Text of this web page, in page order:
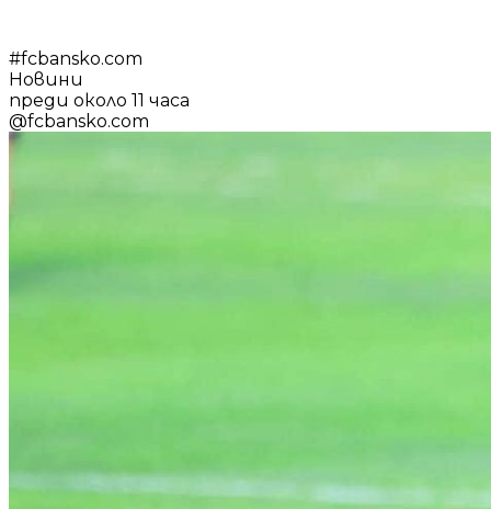
#fcbansko.com
Новини
преди около 11 часа
@fcbansko.com